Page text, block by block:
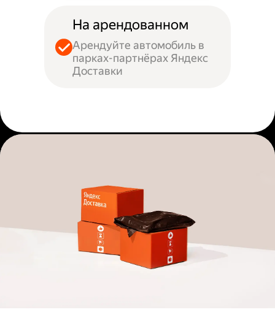
На арендованном
Арендуйте автомобиль в
парках-партнёрах Яндекс
Доставки